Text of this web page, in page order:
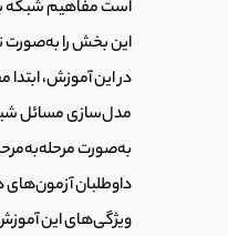
است مفاهیم شبکه
این بخش را به‌صورت
در این آموزش،
مدل‌سازی مسائل
به‌صورت
داوطلبان
ویژگی‌های این